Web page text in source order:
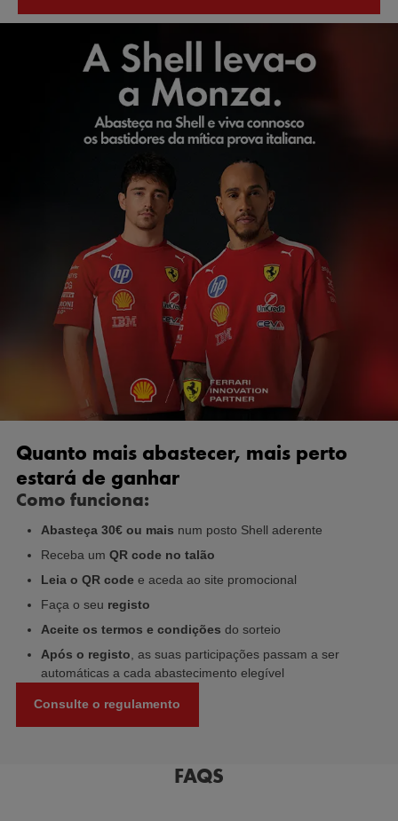
Quanto mais abastecer, mais perto
estará de ganhar
Como funciona:
Abasteça 30€ ou mais num posto Shell aderente
Receba um QR code no talão
Leia o QR code e aceda ao site promocional
Faça o seu registo
Aceite os termos e condições do sorteio
Após o registo , as suas participações passam a ser
automáticas a cada abastecimento elegível
Consulte o regulamento
FAQS